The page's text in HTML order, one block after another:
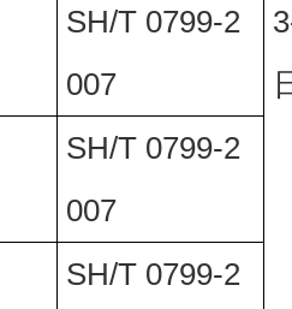
SH/T 0799-2
007
SH/T 0799-2
007
SH/T 0799-2